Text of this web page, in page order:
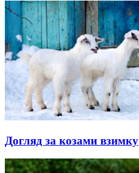
Догляд за козами взимку